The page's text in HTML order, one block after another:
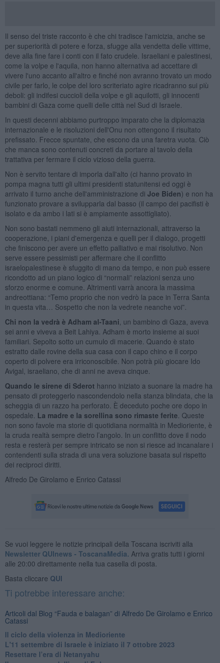
Il senso del triste racconto è che chi tradisce l'amicizia, anche se
per superiorità di potere e forza, sfugge alla vendetta delle vittime,
deve alla fine fare i conti con il fato crudele. Israeliani e palestinesi,
come la volpe e l'aquila, non hanno alternativa ad accettare di
vivere l'uno accanto all'altro e finché non avranno trovato un modo
civile per farlo, le colpe del loro scriteriato agire ricadranno sui più
deboli: gli indifesi cuccioli della volpe e gli aquilotti, gli innocenti
bambini di Gaza come quelli delle città nel Sud di Israele.
In questi decenni abbiamo purtroppo imparato che la diplomazia
internazionale e le risoluzioni dell'Onu non ottengono il risultato
prefissato. Frecce spuntate, che escono da una faretra vuota. Ciò
che manca sono contenuti concreti da portare al tavolo della
trattativa per fermare il ciclo vizioso della guerra.
Non è servito tentare di imporla dall'alto (ci hanno provato in
pompa magna tutti gli ultimi presidenti statunitensi ed oggi è
arrivato il turno anche dell'amministrazione di Joe Biden) e non ha
funzionato provare a svilupparla dal basso (il campo dei pacifisti è
isolato e da ambo i lati si è ampiamente assottigliato).
Non sono bastati nemmeno gli aiuti internazionali, attraverso la
cooperazione, i piani d'emergenza e quelli per il dialogo, progetti
che finiscono per avere un effetto palliativo e mai risolutivo. Non
serve essere pessimisti per affermare che il conflitto
israelopalestinese è sfuggito di mano da tempo, e non può essere
ricondotto ad un piano logico di “normali” relazioni senza uno
sforzo enorme e comune. Altrimenti varrà ancora la massima
andreottiana: “Temo proprio che non vedrò la pace in Terra Santa
in questa vita… Sospetto che non la vedrete neanche voi”.
Chi non la vedrà è Adham al-Taani , un bambino di Gaza, aveva
sei anni e viveva a Beit Lahiya. Adham è morto insieme ai suoi
familiari. Sepolto sotto un cumulo di macerie. Quando è stato
estratto dalle rovine della sua casa con il capo chino e il corpo
coperto di polvere era irriconoscibile. Non potrà più giocare Ido
Avigal, israeliano, che di anni ne aveva cinque.
Quando le sirene di Sderot hanno iniziato a suonare la madre ha
pensato di proteggerlo nascondendolo nella stanza blindata, che la
scheggia di un razzo ha perforato. È deceduto poche ore dopo in
ospedale. La madre e la sorellina sono rimaste ferite . Queste
non sono favole ma storie di quotidiana normalità in Medioriente, è
la cruda realtà sempre dietro l’angolo. In un conflitto dove il nodo
resta e resterà per sempre intricato se non si riesce ad incanalare i
contendenti sulla strada di una vera soluzione basata sul rispetto
dei reciproci diritti.
Alfredo De Girolamo e Enrico Catassi
Se vuoi leggere le notizie principali della Toscana iscriviti alla
Newsletter QUInews - ToscanaMedia. Arriva gratis tutti i giorni
alle 20:00 direttamente nella tua casella di posta.
Basta cliccare QUI
Ti potrebbe interessare anche:
Articoli dal Blog “Fauda e balagan” di Alfredo De Girolamo e Enrico
Catassi
Il ciclo della violenza in Medioriente
L'11 settembre di Israele è iniziato il 7 ottobre 2023
Resettare l’era di Netanyahu